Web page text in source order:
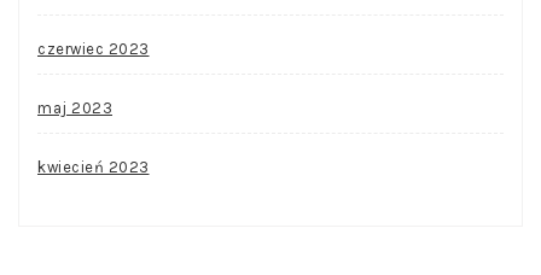
czerwiec 2023
maj 2023
kwiecień 2023